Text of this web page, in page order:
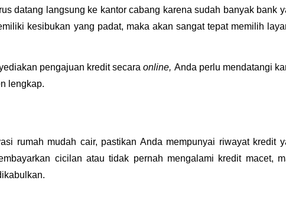
datang langsung ke kantor cabang karena sudah banyak bank
pengajuan kredit secara online, Anda perlu mendatangi
lengkap.
rumah mudah cair, pastikan Anda mempunyai riwayat kredit
cicilan atau tidak pernah mengalami kredit macet,